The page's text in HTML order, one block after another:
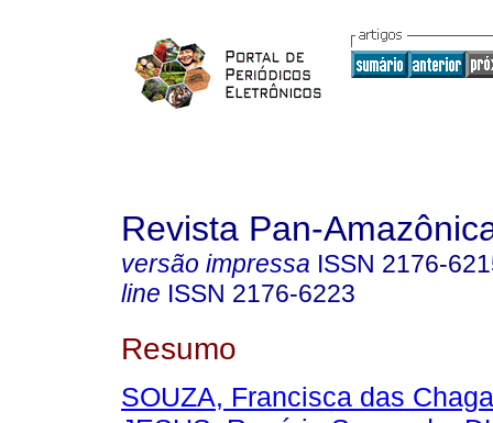
Revista Pan-
versão impressa ISSN 2176-
line ISSN 2176-6223
Resumo
SOUZA, Francisca das